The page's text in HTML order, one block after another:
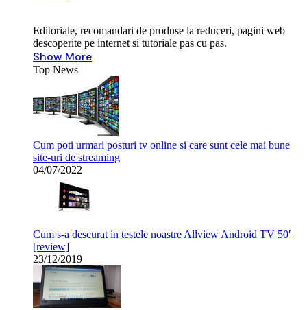
Editoriale, recomandari de produse la reduceri, pagini web
descoperite pe internet si tutoriale pas cu pas.
Show More
Top News
Cum poti urmari posturi tv online si care sunt cele mai bune
site-uri de streaming
04/07/2022
Cum s-a descurat in testele noastre Allview Android TV 50′
[review]
23/12/2019